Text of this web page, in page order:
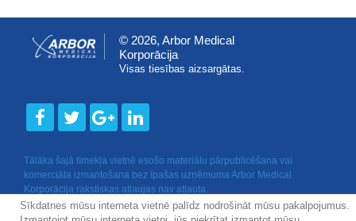
© 2026, Arbor Medical
Korporācija
Visas tiesības aizsargātas.
Tālāka šajā tīmekļa vietnē esošo materiālu pārpublicēšana vai
komerciāla izmantošana bez īpašas uzņēmuma Arbor Medical
Korporācija rakstiskas atļaujas nav atļauta.
Sīkdatnes mūsu interneta vietnē palīdz nodrošināt mūsu pakalpojumus.